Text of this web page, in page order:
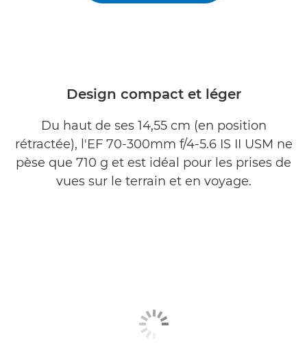
Design compact et léger
Du haut de ses 14,55 cm (en position
rétractée), l'EF 70-300mm f/4-5.6 IS II USM ne
pèse que 710 g et est idéal pour les prises de
vues sur le terrain et en voyage.